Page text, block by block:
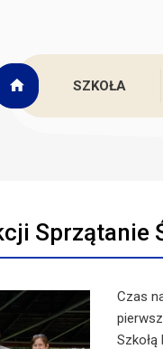
SZKOŁA
Sprzątanie
Czas